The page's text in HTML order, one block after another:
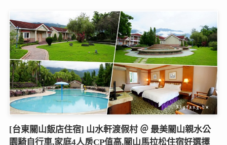
[台東關山飯店住宿] 山水軒渡假村 ＠ 最美關山親水公
園騎自行車,家庭4人房CP值高,關山馬拉松住宿好選擇